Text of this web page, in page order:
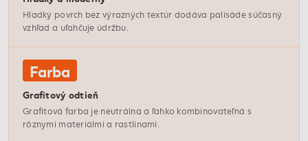
Hladký povrch bez výrazných textúr dodáva palisáde súčasný
vzhľad a uľahčuje údržbu.
Farba
Grafitový odtieň
Grafitová farba je neutrálna a ľahko kombinovateľná s
rôznymi materiálmi a rastlinami.